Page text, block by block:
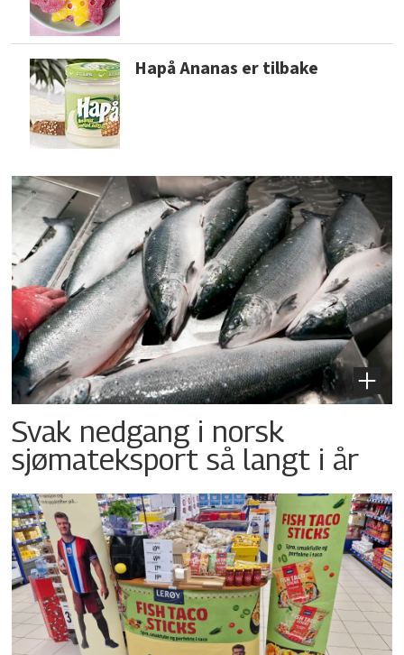
Hapå Ananas er tilbake
Svak nedgang i norsk
sjømateksport så langt i år